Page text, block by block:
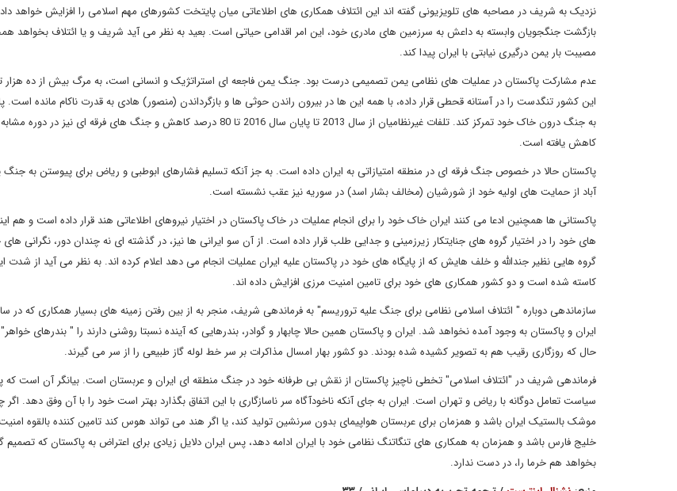
نزدیک به شریف در مصاحبه های تلویزیونی گفته اند این ائتلاف همکاری های اطلاعاتی میان پایتخت کشورهای مهم اسلامی را افزایش خواهد
بازگشت جنگجویان وابسته به داعش به سرزمین های مادری خود، این امر اقدامی حیاتی است. بعید به نظر می آید شریف و یا ائتلاف بخواهد
مصیبت بار یمن درگیری نیابتی با ایران پیدا کند.
عدم مشارکت پاکستان در عملیات های نظامی یمن تصمیمی درست بود. جنگ یمن فاجعه ای استراتژیک و انسانی است، به مرگ بیش از ده
این کشور تنگدست را در آستانه قحطی قرار داده، با همه این ها در بیرون راندن حوثی ها و بازگرداندن (منصور) هادی به قدرت ناکام مانده
کاهش یافته است.
پاکستان حالا در خصوص جنگ فرقه ای در منطقه امتیازاتی به ایران داده است. به جز آنکه تسلیم فشارهای ابوطبی و ریاض برای پیوستن به
آباد از حمایت های اولیه خود از شورشیان (مخالف بشار اسد) در سوریه نیز عقب نشسته است.
پاکستانی ها همچنین ادعا می کنند ایران خاک خود را برای انجام عملیات در خاک پاکستان در اختیار نیروهای اطلاعاتی هند قرار داده است و هم
های خود را در اختیار گروه های جنایتکار زیرزمینی و جدایی طلب قرار داده است. از آن سو ایرانی ها نیز، در گذشته ای نه چندان دور، نگرانی
گروه هایی نظیر جندالله و خلف هایش که از پایگاه های خود در پاکستان علیه ایران عملیات انجام می دهد اعلام کرده اند. به نظر می آید از شدت
کاسته شده است و دو کشور همکاری های خود برای تامین امنیت مرزی افزایش داده اند.
سازماندهی دوباره " ائتلاف اسلامی نظامی برای جنگ علیه تروریسم" به فرماندهی شریف، منجر به از بین رفتن زمینه های بسیار همکاری که در
ایران و پاکستان به وجود آمده نخواهد شد. ایران و پاکستان همین حالا چابهار و گوادر، بندرهایی که آینده نسبتا روشنی دارند را " بندرهای
حال که روزگاری رقیب هم به تصویر کشیده شده بودند. دو کشور بهار امسال مذاکرات بر سر خط لوله گاز طبیعی را از سر می گیرند.
فرماندهی شریف در "ائتلاف اسلامی" تخطی ناچیز پاکستان از نقش بی طرفانه خود در جنگ منطقه ای ایران و عربستان است. بیانگر آن است که
سیاست تعامل دوگانه با ریاض و تهران است. ایران به جای آنکه ناخودآگاه سر ناسازگاری با این اتفاق بگذارد بهتر است خود را با آن وفق دهد. اگر
موشک بالستیک ایران باشد و همزمان برای عربستان هواپیمای بدون سرنشین تولید کند، یا اگر هند می تواند هوس کند تامین کننده بالقوه
خلیج فارس باشد و همزمان به همکاری های تنگاتنگ نظامی خود با ایران ادامه دهد، پس ایران دلایل زیادی برای اعتراض به پاکستان که تصمیم
بخواهد هم خرما را، در دست ندارد.